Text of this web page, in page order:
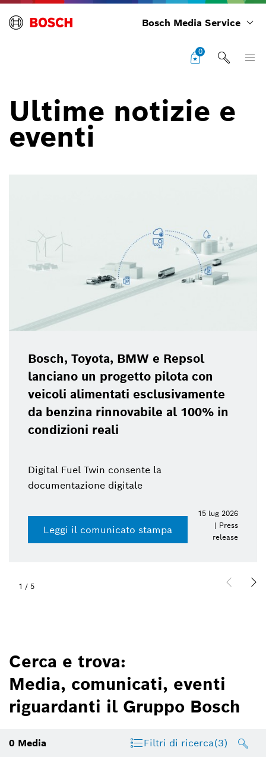
Bosch Media Service
0
Ultime notizie e
eventi
Bosch, Toyota, BMW e Repsol
lanciano un progetto pilota con
veicoli alimentati esclusivamente
da benzina rinnovabile al 100% in
condizioni reali
Digital Fuel Twin consente la
documentazione digitale
Leggi il comunicato stampa
15 lug 2026
| Press
release
1 / 5
Cerca e trova:
Media, comunicati, eventi
riguardanti il Gruppo Bosch
0 Media Filtri di ricerca(3)